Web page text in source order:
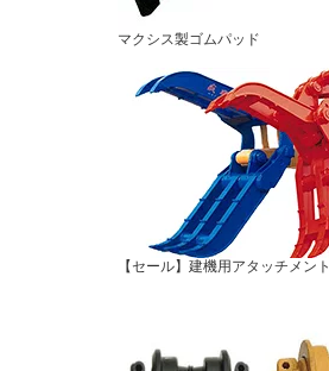
マクシス製ゴムパッド
【セール】建機用アタッチメント